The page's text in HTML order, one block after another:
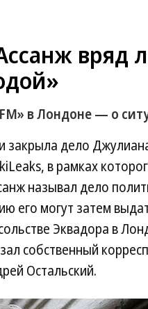
вряд
в Лондоне — о
закрыла дело
в рамках
называл дело
его могут затем
Эквадора в
собственный
Остальский.